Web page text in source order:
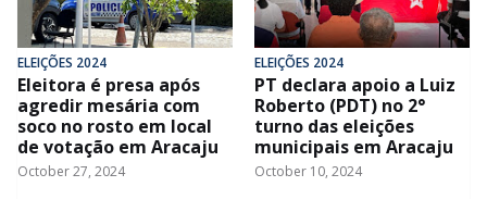
ELEIÇÕES 2024
Eleitora é presa após
agredir mesária com
soco no rosto em local
de votação em Aracaju
October 27, 2024
ELEIÇÕES 2024
PT declara apoio a Luiz
Roberto (PDT) no 2°
turno das eleições
municipais em Aracaju
October 10, 2024